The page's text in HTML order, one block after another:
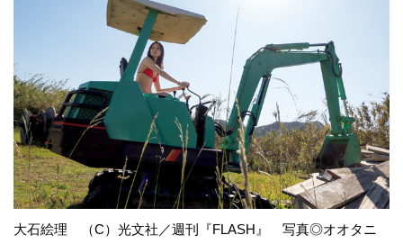
大石絵理 （C）光文社／週刊『FLASH』 写真◎オオタニ